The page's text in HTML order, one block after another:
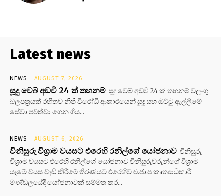
Latest news
NEWS AUGUST 7, 2026
සූදු වෙබ් අඩවි 24 ක් තහනම් සූදු වෙබ් අඩවි 24 ක් තහනම් වලංගු
බලපත්‍රයක් රහිතව නීති විරෝධි ආකාරයෙන් සූදු සහ ඔට්ටු ඇල්ලීමේ
සේවා පවත්වා ගෙන ගිය...
NEWS AUGUST 6, 2026
විනිසුරු විශ්‍රාම වයසට එරෙහි රනිල්ගේ යෝජනාව විනිසුරු
විශ්‍රාම වයසට එරෙහි රනිල්ගේ යෝජනාව විනිසුරුවරුන්ගේ විශ්‍රාම
යෑමේ වයස වැඩි කිරීමේ තීරණයට එරෙහිව එ.ජා.ප කෘත්‍යාධිකාරී
මණ්ඩලයේදී යෝජනාවක් සම්මත කර...